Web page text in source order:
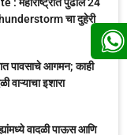
चा दुहेरी
पावसाचे आगमन; काही
वाऱ्याचा इशारा
वादळी पाऊस आणि